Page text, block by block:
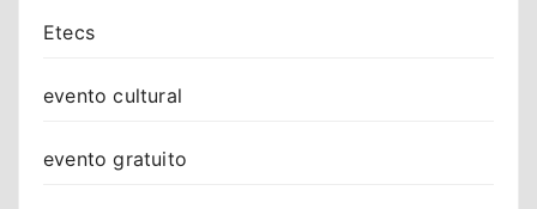
Etecs
evento cultural
evento gratuito